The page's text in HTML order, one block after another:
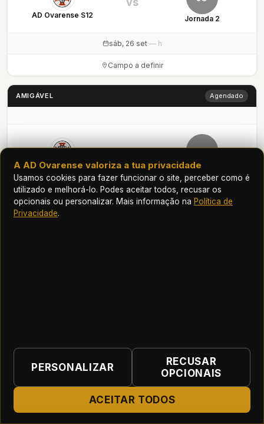
AD Ovarense S12 Jornada 2
sáb, 26 set·— h
Campo a definir
AMIGÁVEL Agendado
AD Ovarense S12
JO
Jornada 3
sáb, 3 out·— h
sáb, 10 out·— h
Campo a definir
A AD Ovarense valoriza a tua privacidade
Usamos cookies para fazer funcionar o site, perceber como é
utilizado e melhorá-lo. Podes aceitar todos, recusar os
opcionais ou personalizar. Mais informação na Política de
Privacidade.
PERSONALIZAR
RECUSAR
OPCIONAIS
ACEITAR TODOS